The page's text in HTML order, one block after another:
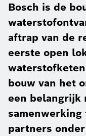
Bosch is de
aftrap van de
eerste open
bouw van het
een belangrijk
partners onder